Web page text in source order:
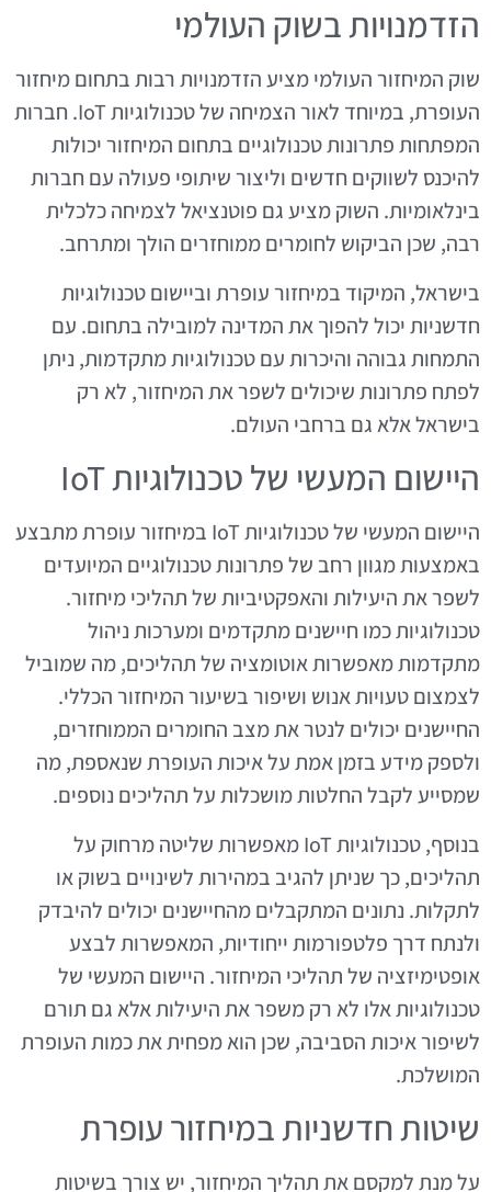
הזדמנויות בשוק העולמי
שוק המיחזור העולמי מציע הזדמנויות רבות בתחום מיחזור
העופרת, במיוחד לאור הצמיחה של טכנולוגיות IoT. חברות
המפתחות פתרונות טכנולוגיים בתחום המיחזור יכולות
להיכנס לשווקים חדשים וליצור שיתופי פעולה עם חברות
בינלאומיות. השוק מציע גם פוטנציאל לצמיחה כלכלית
רבה, שכן הביקוש לחומרים ממוחזרים הולך ומתרחב.
בישראל, המיקוד במיחזור עופרת וביישום טכנולוגיות
חדשניות יכול להפוך את המדינה למובילה בתחום. עם
התמחות גבוהה והיכרות עם טכנולוגיות מתקדמות, ניתן
לפתח פתרונות שיכולים לשפר את המיחזור, לא רק
בישראל אלא גם ברחבי העולם.
היישום המעשי של טכנולוגיות IoT
היישום המעשי של טכנולוגיות IoT במיחזור עופרת מתבצע
באמצעות מגוון רחב של פתרונות טכנולוגיים המיועדים
לשפר את היעילות והאפקטיביות של תהליכי מיחזור.
טכנולוגיות כמו חיישנים מתקדמים ומערכות ניהול
מתקדמות מאפשרות אוטומציה של תהליכים, מה שמוביל
לצמצום טעויות אנוש ושיפור בשיעור המיחזור הכללי.
החיישנים יכולים לנטר את מצב החומרים הממוחזרים,
ולספק מידע בזמן אמת על איכות העופרת שנאספת, מה
שמסייע לקבל החלטות מושכלות על תהליכים נוספים.
בנוסף, טכנולוגיות IoT מאפשרות שליטה מרחוק על
תהליכים, כך שניתן להגיב במהירות לשינויים בשוק או
לתקלות. נתונים המתקבלים מהחיישנים יכולים להיבדק
ולנתח דרך פלטפורמות ייחודיות, המאפשרות לבצע
אופטימיזציה של תהליכי המיחזור. היישום המעשי של
טכנולוגיות אלו לא רק משפר את היעילות אלא גם תורם
לשיפור איכות הסביבה, שכן הוא מפחית את כמות העופרת
המושלכת.
שיטות חדשניות במיחזור עופרת
על מנת למקסם את תהליך המיחזור, יש צורך בשיטות